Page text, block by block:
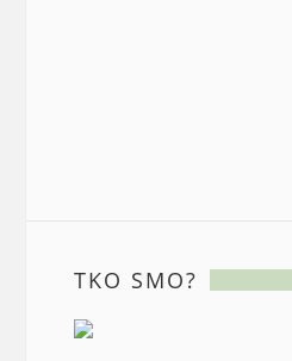
TKO SMO?